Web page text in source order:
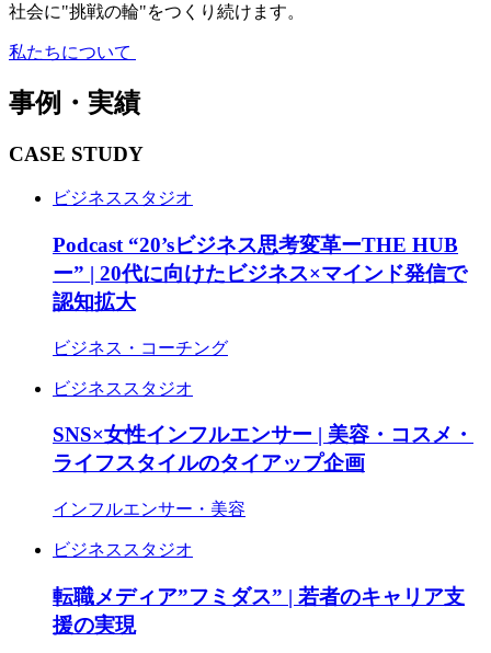
社会に"挑戦の輪"をつくり続けます。
私たちについて
事例・実績
CASE STUDY
ビジネススタジオ
Podcast “20’sビジネス思考変革ーTHE HUB
ー” | 20代に向けたビジネス×マインド発信で
認知拡大
ビジネス・コーチング
ビジネススタジオ
SNS×女性インフルエンサー | 美容・コスメ・
ライフスタイルのタイアップ企画
インフルエンサー・美容
ビジネススタジオ
転職メディア”フミダス” | 若者のキャリア支
援の実現